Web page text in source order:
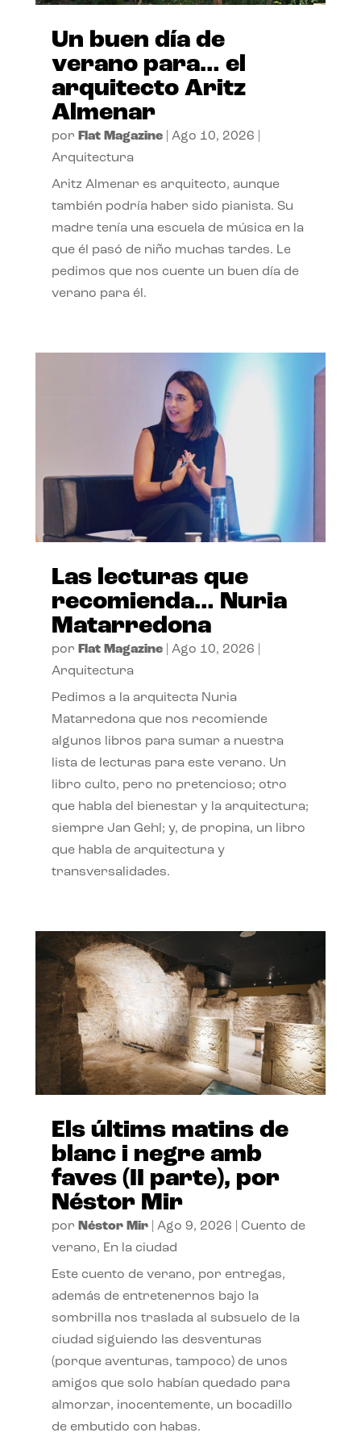
Un buen día de
verano para… el
arquitecto Aritz
Almenar
por Flat Magazine| Ago 10, 2026
Arquitectura
Aritz Almenar es arquitecto, aunque
también podría haber sido pianista. Su
madre tenía una escuela de música en la
que él pasó de niño muchas tardes. Le
pedimos que nos cuente un buen día de
verano para él.
Las lecturas que
recomienda… Nuria
Matarredona
por Flat Magazine| Ago 10, 2026
Arquitectura
Pedimos a la arquitecta Nuria
Matarredona que nos recomiende
algunos libros para sumar a nuestra
lista de lecturas para este verano. Un
libro culto, pero no pretencioso; otro
que habla del bienestar y la arquitectura;
siempre Jan Gehl; y, de propina, un libro
que habla de arquitectura y
transversalidades.
Els últims matins de
blanc i negre amb
faves (II parte), por
Néstor Mir
por Néstor Mir| Ago 9, 2026
Cuento de
verano, En la ciudad
Este cuento de verano, por entregas,
además de entretenernos bajo la
sombrilla nos traslada al subsuelo de la
ciudad siguiendo las desventuras
(porque aventuras, tampoco) de unos
amigos que solo habían quedado para
almorzar, inocentemente, un bocadillo
de embutido con habas.